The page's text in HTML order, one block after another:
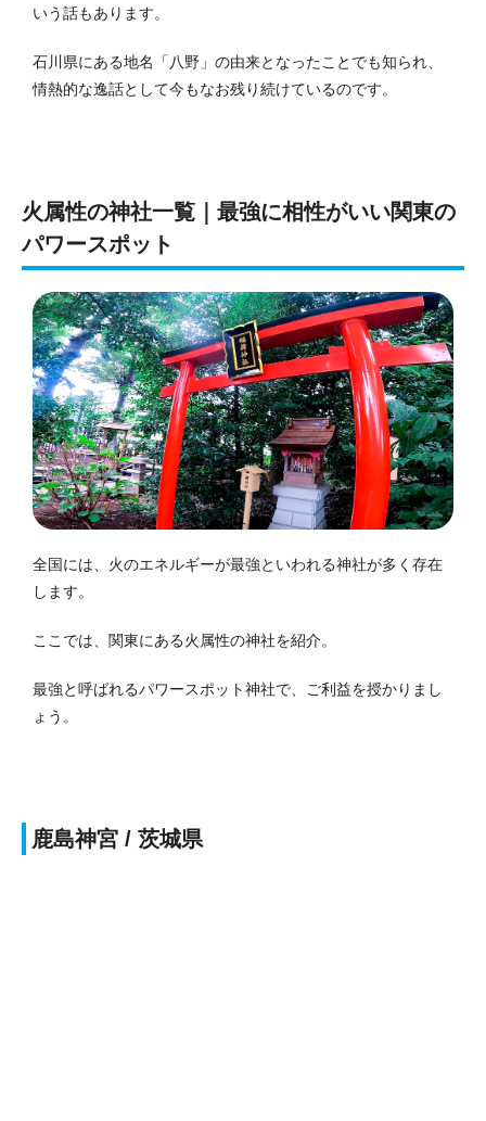
いう話もあります。
石川県にある地名「八野」の由来となったことでも知られ、
情熱的な逸話として今もなお残り続けているのです。
火属性の神社一覧｜最強に相性がいい関東の
パワースポット
全国には、火のエネルギーが最強といわれる神社が多く存在
します。
ここでは、関東にある火属性の神社を紹介。
最強と呼ばれるパワースポット神社で、ご利益を授かりまし
ょう。
鹿島神宮 / 茨城県